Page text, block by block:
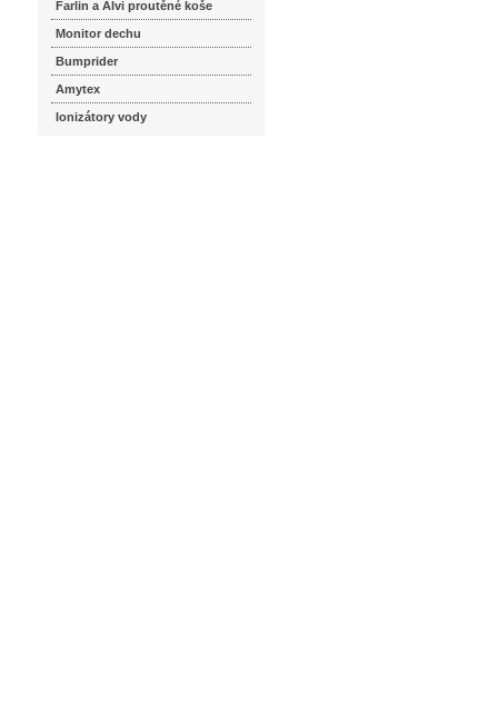
Farlin a Alvi proutěné koše
Monitor dechu
Bumprider
Amytex
Ionizátory vody